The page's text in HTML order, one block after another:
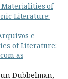
Materialities of
Literature:
e
of Literature:
as
Dubbelman,